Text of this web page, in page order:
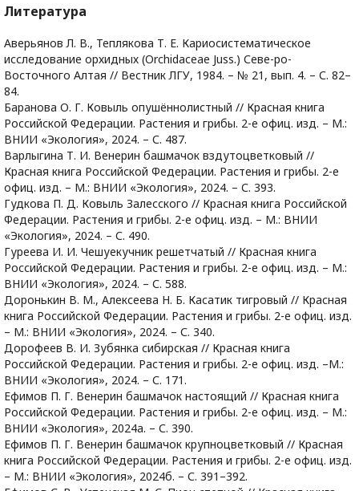
Литература
Аверьянов Л. В., Теплякова Т. Е. Кариосистематическое
исследование орхидных (Orchidaceae Juss.) Севе-ро-
Восточного Алтая // Вестник ЛГУ, 1984. – № 21, вып. 4. – С. 82–
84.
Баранова О. Г. Ковыль опушённолистный // Красная книга
Российской Федерации. Растения и грибы. 2-е офиц. изд. – М.:
ВНИИ «Экология», 2024. – С. 487.
Варлыгина Т. И. Венерин башмачок вздутоцветковый //
Красная книга Российской Федерации. Растения и грибы. 2-е
офиц. изд. – М.: ВНИИ «Экология», 2024. – С. 393.
Гудкова П. Д. Ковыль Залесского // Красная книга Российской
Федерации. Растения и грибы. 2-е офиц. изд. – М.: ВНИИ
«Экология», 2024. – С. 490.
Гуреева И. И. Чешуекучник решетчатый // Красная книга
Российской Федерации. Растения и грибы. 2-е офиц. изд. – М.:
ВНИИ «Экология», 2024. – С. 588.
Доронькин В. М., Алексеева Н. Б. Касатик тигровый // Красная
книга Российской Федерации. Растения и грибы. 2-е офиц. изд.
– М.: ВНИИ «Экология», 2024. – С. 340.
Дорофеев В. И. Зубянка сибирская // Красная книга
Российской Федерации. Растения и грибы. 2-е офиц. изд. –М.:
ВНИИ «Экология», 2024. – С. 171.
Ефимов П. Г. Венерин башмачок настоящий // Красная книга
Российской Федерации. Растения и грибы. 2-е офиц. изд. – М.:
ВНИИ «Экология», 2024а. – С. 390.
Ефимов П. Г. Венерин башмачок крупноцветковый // Красная
книга Российской Федерации. Растения и грибы. 2-е офиц. изд.
– М.: ВНИИ «Экология», 2024б. – С. 391–392.